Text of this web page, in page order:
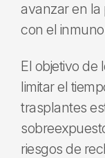
avanzar en la
con el
El objetivo de
limitar el
trasplantes
riesgos de